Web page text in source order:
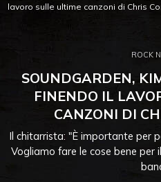
lavoro sulle ultime canzoni di Chris
ROCK
SOUNDGARDEN,
FINENDO IL
CANZONI DI
Il chitarrista: "È importante per
Vogliamo fare le cose bene